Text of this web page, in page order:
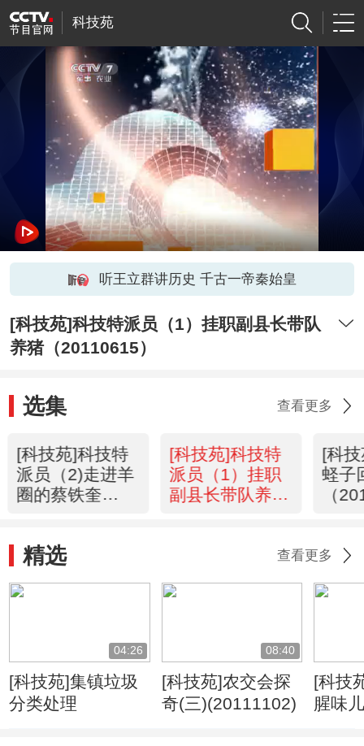
科技苑
听王立群讲历史 千古一帝秦始皇
[科技苑]科技特派员（1）挂职副县长带队
养猪（20110615）
选集 查看更多
[科技苑]科技特
派员（2)走进羊
圈的蔡铁奎
[科技苑]科技特
派员（1）挂职
副县长带队养猪
[科
蛏子
（
精选 查看更多
04:26
[科技苑]集镇垃圾
分类处理
08:40
[科技苑]农交会探
奇(三)(20111102)
[科技
腥味